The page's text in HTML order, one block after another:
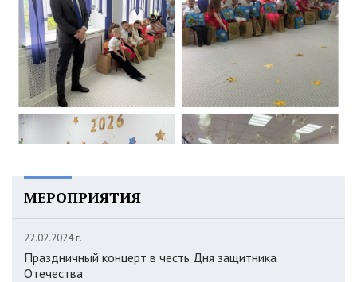
МЕРОПРИЯТИЯ
22.02.2024 г.
Праздничный концерт в честь Дня защитника
Отечества